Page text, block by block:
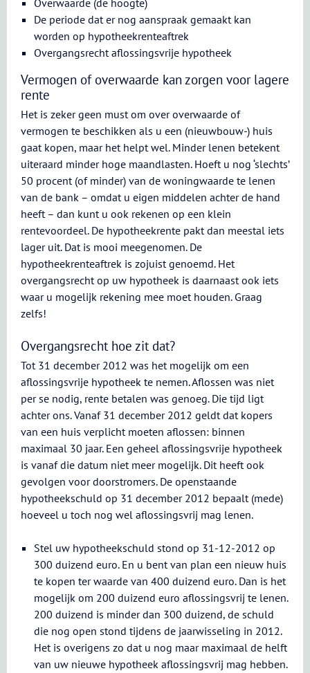
Overwaarde (de hoogte)
De periode dat er nog aanspraak gemaakt kan
worden op hypotheekrenteaftrek
Overgangsrecht aflossingsvrije hypotheek
Vermogen of overwaarde kan zorgen voor lagere
rente
Het is zeker geen must om over overwaarde of
vermogen te beschikken als u een (nieuwbouw-) huis
gaat kopen, maar het helpt wel. Minder lenen betekent
uiteraard minder hoge maandlasten. Hoeft u nog ‘slechts’
50 procent (of minder) van de woningwaarde te lenen
van de bank – omdat u eigen middelen achter de hand
heeft – dan kunt u ook rekenen op een klein
rentevoordeel. De hypotheekrente pakt dan meestal iets
lager uit. Dat is mooi meegenomen. De
hypotheekrenteaftrek is zojuist genoemd. Het
overgangsrecht op uw hypotheek is daarnaast ook iets
waar u mogelijk rekening mee moet houden. Graag
zelfs!
Overgangsrecht hoe zit dat?
Tot 31 december 2012 was het mogelijk om een
aflossingsvrije hypotheek te nemen. Aflossen was niet
per se nodig, rente betalen was genoeg. Die tijd ligt
achter ons. Vanaf 31 december 2012 geldt dat kopers
van een huis verplicht moeten aflossen: binnen
maximaal 30 jaar. Een geheel aflossingsvrije hypotheek
is vanaf die datum niet meer mogelijk. Dit heeft ook
gevolgen voor doorstromers. De openstaande
hypotheekschuld op 31 december 2012 bepaalt (mede)
hoeveel u toch nog wel aflossingsvrij mag lenen.
Stel uw hypotheekschuld stond op 31-12-2012 op
300 duizend euro. En u bent van plan een nieuw huis
te kopen ter waarde van 400 duizend euro. Dan is het
mogelijk om 200 duizend euro aflossingsvrij te lenen.
200 duizend is minder dan 300 duizend, de schuld
die nog open stond tijdens de jaarwisseling in 2012.
Het is overigens zo dat u nog maar maximaal de helft
van uw nieuwe hypotheek aflossingsvrij mag hebben.